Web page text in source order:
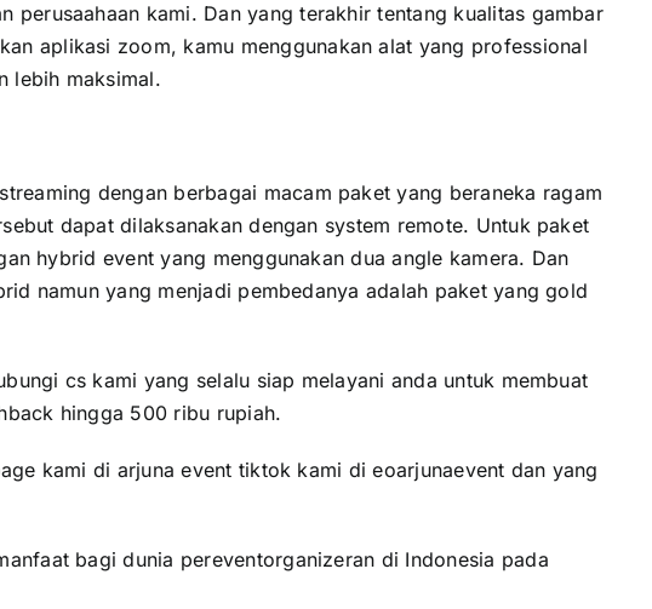
perusaahaan kami. Dan yang terakhir tentang kualitas gambar
aplikasi zoom, kamu menggunakan alat yang professional
lebih maksimal.
dengan berbagai macam paket yang beraneka ragam
dapat dilaksanakan dengan system remote. Untuk paket
hybrid event yang menggunakan dua angle kamera. Dan
namun yang menjadi pembedanya adalah paket yang gold
cs kami yang selalu siap melayani anda untuk membuat
hingga 500 ribu rupiah.
kami di arjuna event tiktok kami di eoarjunaevent dan yang
bagi dunia pereventorganizeran di Indonesia pada